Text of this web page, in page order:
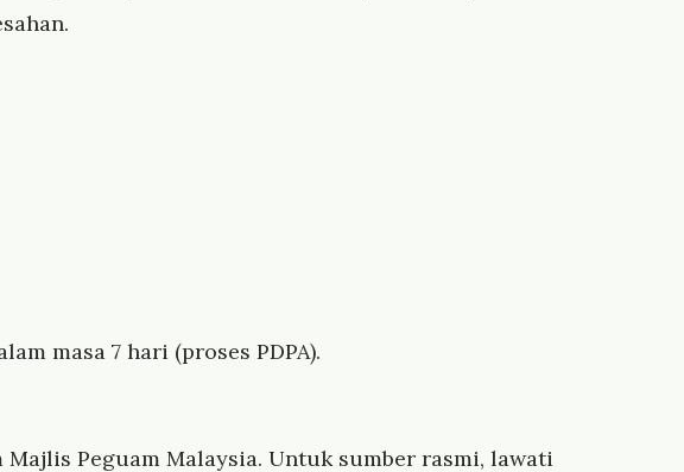
masa 7 hari (proses PDPA).
Peguam Malaysia. Untuk sumber rasmi, lawati